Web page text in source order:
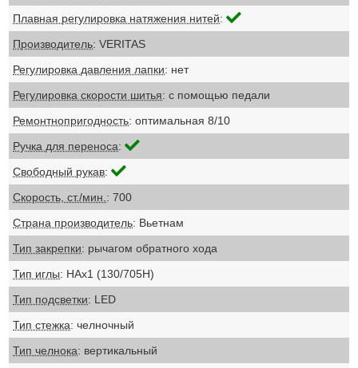
Плавная регулировка натяжения нитей:
Производитель: VERITAS
Регулировка давления лапки: нет
Регулировка скорости шитья: с помощью педали
Ремонтнопригодность: оптимальная 8/10
Ручка для переноса:
Свободный рукав:
Скорость, ст./мин. : 700
Страна производитель: Вьетнам
Тип закрепки: рычагом обратного хода
Тип иглы: НАх1 (130/705Н)
Тип подсветки: LED
Тип стежка: челночный
Тип челнока: вертикальный